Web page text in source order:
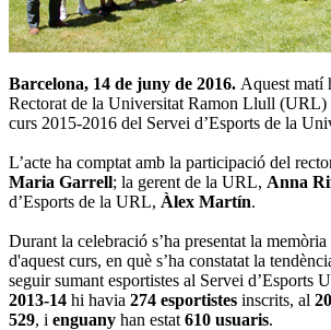
Barcelona, 14 de juny de 2016. Aquest matí
Rectorat de la Universitat Ramon Llull (URL)
curs 2015-2016 del Servei d’Esports de la
L’acte ha comptat amb la participació del
Maria Garrell; la gerent de la URL, Anna
d’Esports de la URL, Àlex Martín.
Durant la celebració s’ha presentat la
d'aquest curs, en què s’ha constatat la
seguir sumant esportistes al Servei d’Esports
2013-14 hi havia 274 esportistes inscrits, al
529, i enguany han estat 610 usuaris.